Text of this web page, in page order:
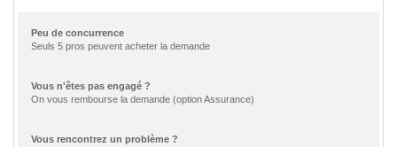
Peu de concurrence
Seuls 5 pros peuvent acheter la demande
Vous n'êtes pas engagé ?
On vous rembourse la demande (option Assurance)
Vous rencontrez un problème ?